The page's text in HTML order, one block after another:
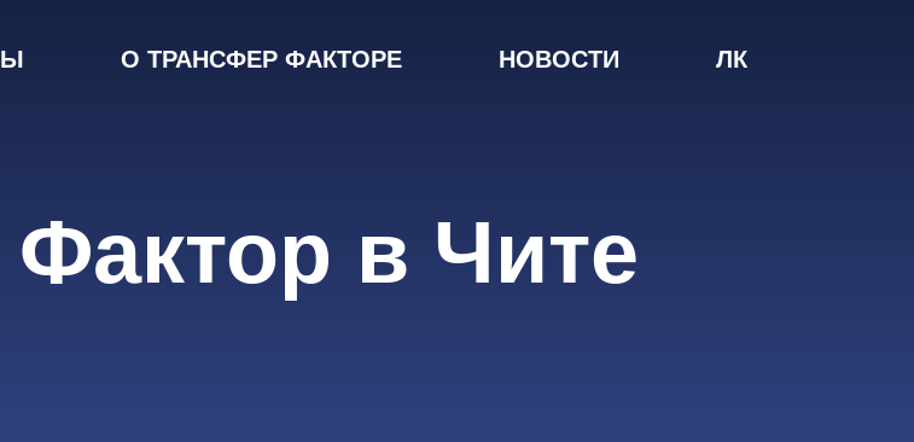
О ТРАНСФЕР ФАКТОРЕ НОВОСТИ ЛК
в Чите